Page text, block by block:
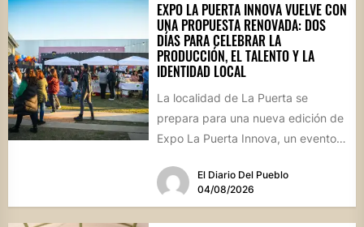
EXPO LA PUERTA INNOVA VUELVE CON
UNA PROPUESTA RENOVADA: DOS
DÍAS PARA CELEBRAR LA
PRODUCCIÓN, EL TALENTO Y LA
IDENTIDAD LOCAL
La localidad de La Puerta se
prepara para una nueva edición de
Expo La Puerta Innova, un evento
El Diario Del Pueblo
04/08/2026